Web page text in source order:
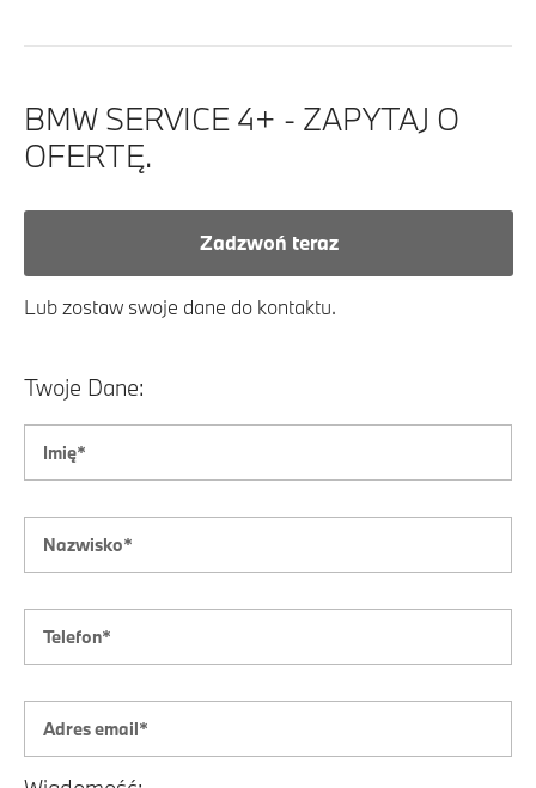
BMW SERVICE 4+ - ZAPYTAJ O
OFERTĘ.
Zadzwoń teraz
Lub zostaw swoje dane do kontaktu.
Twoje Dane: